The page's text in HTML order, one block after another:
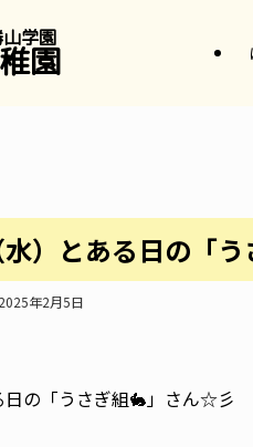
学園
園
）とある日の「う
2025年2月5日
日の「うさぎ組🐇」さん☆彡